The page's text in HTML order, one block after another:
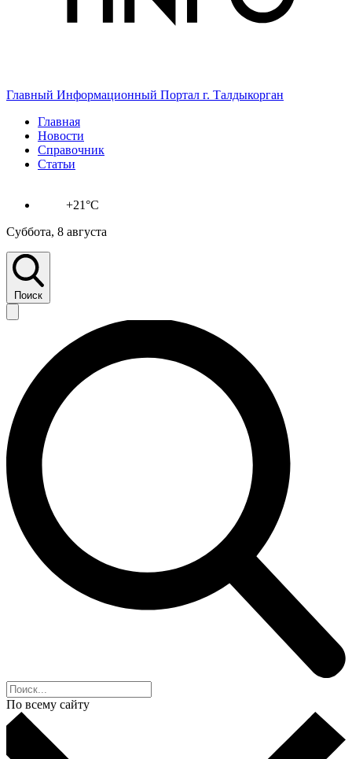
Главный Информационный Портал г. Талдыкорган
Главная
Новости
Справочник
Статьи
+21°C
Суббота, 8 августа
Поиск
По всему сайту